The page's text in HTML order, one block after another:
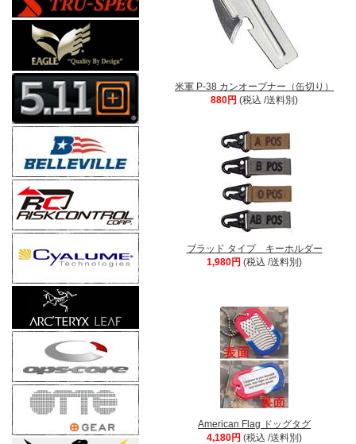
米軍 P-38 カンオープナー（缶切り）
880円 (税込 /送料別)
ブラッド タイプ キーホルダー
1,980円 (税込 /送料別)
American Flag ドッグタグ
4,180円 (税込 /送料別)